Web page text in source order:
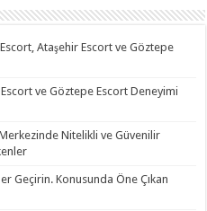
Ataşehir Escort ve Göztepe
ve Göztepe Escort Deneyimi
Nitelikli ve Güvenilir
Geçirin. Konusunda Öne Çıkan